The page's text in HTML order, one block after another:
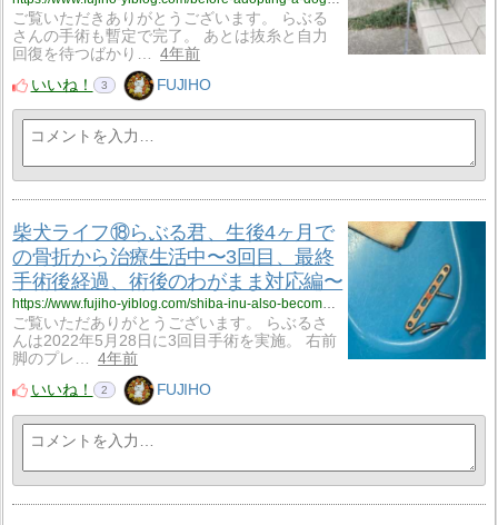
ご覧いただきありがとうございます。 らぶる
さんの手術も暫定で完了。 あとは抜糸と自力
回復を待つばかり…
4年前
いいね！
3 FUJIHO
柴犬ライフ⑱らぶる君、生後4ヶ月で
の骨折から治療生活中〜3回目、最終
手術後経過、術後のわがまま対応編〜
https://www.fujiho-yiblog.com/shiba-inu-also-becomes-selfish-after-surgery-for-an-injury-lets-take-care-of-him/
ご覧いただありがとうございます。 らぶるさ
んは2022年5月28日に3回目手術を実施。 右前
脚のプレ…
4年前
いいね！
2 FUJIHO